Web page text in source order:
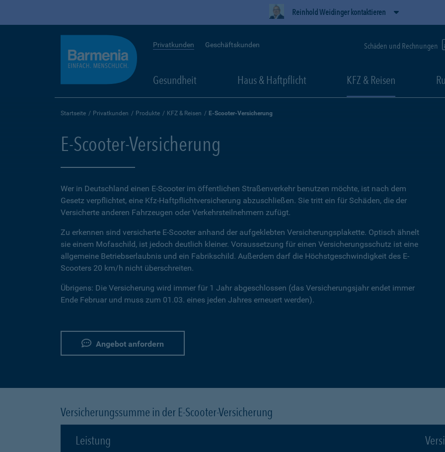
Reinhold Weidinger kontaktieren
Privatkunden Geschäftskunden Schäden und Rechnungen
Gesundheit Haus & Haftpflicht KFZ & Reisen
Startseite Privatkunden Produkte KFZ & Reisen E-Scooter-Versicherung
E-Scooter-Versicherung
Wer in Deutschland einen E-Scooter im öffentlichen Straßenverkehr benutzen möchte, ist nach dem
Gesetz verpflichtet, eine Kfz-Haftpflichtversicherung abzuschließen. Sie tritt ein für Schäden, die der
Versicherte anderen Fahrzeugen oder Verkehrsteilnehmern zufügt.
Zu erkennen sind versicherte E-Scooter anhand der aufgeklebten Versicherungsplakette. Optisch ähnelt
sie einem Mofaschild, ist jedoch deutlich kleiner. Voraussetzung für einen Versicherungsschutz ist eine
allgemeine Betriebserlaubnis und ein Fabrikschild. Außerdem darf die Höchstgeschwindigkeit des E-
Scooters 20 km/h nicht überschreiten.
Übrigens: Die Versicherung wird immer für 1 Jahr abgeschlossen (das Versicherungsjahr endet immer
Ende Februar und muss zum 01.03. eines jeden Jahres erneuert werden).
Angebot anfordern
Versicherungssumme in der E-Scooter-Versicherung
Leistung